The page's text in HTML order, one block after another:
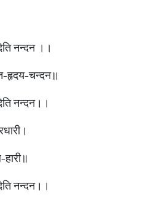
नन्दन ।।
हृदय-चन्दन॥
नन्दन।।
नन्दन।।